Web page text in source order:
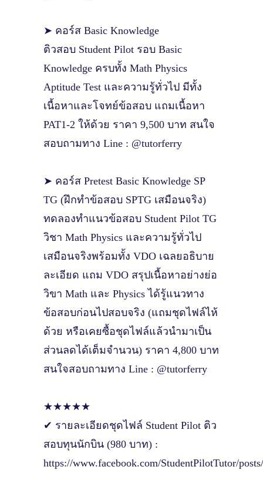
➤ คอร์ส Basic Knowledge
ติวสอบ Student Pilot รอบ Basic
Knowledge ครบทั้ง Math Physics
Aptitude Test และความรู้ทั่วไป มีทั้ง
เนื้อหาและโจทย์ข้อสอบ แถมเนื้อหา
PAT1-2 ให้ด้วย ราคา 9,500 บาท สนใจ
สอบถามทาง Line : @tutorferry
➤ คอร์ส Pretest Basic Knowledge SP
TG (ฝึกทำข้อสอบ SPTG เสมือนจริง)
ทดลองทำแนวข้อสอบ Student Pilot TG
วิชา Math Physics และความรู้ทั่วไป
เสมือนจริงพร้อมทั้ง VDO เฉลยอธิบาย
ละเอียด แถม VDO สรุปเนื้อหาอย่างย่อ
วิขา Math และ Physics ได้รู้แนวทาง
ข้อสอบก่อนไปสอบจริง (แถมชุดไฟล์ไห้
ด้วย หรือเคยซื้อชุดไฟล์แล้วนำมาเป็น
ส่วนลดได้เต็มจำนวน) ราคา 4,800 บาท
สนใจสอบถามทาง Line : @tutorferry
★★★★★
✔ รายละเอียดชุดไฟล์ Student Pilot ติว
สอบทุนนักบิน (980 บาท) :
https://www.facebook.com/StudentPilotTutor/